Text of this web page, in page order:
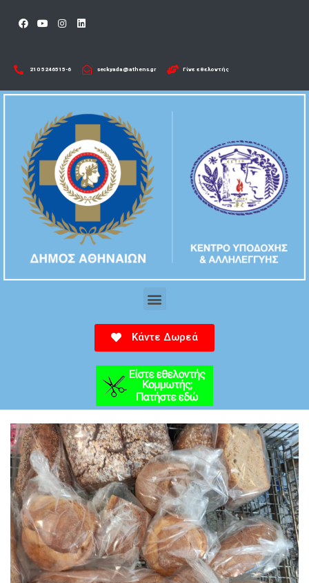
210 5246515-6​ seckyada@athens.gr Γίνε εθελοντής
Κάντε Δωρεά